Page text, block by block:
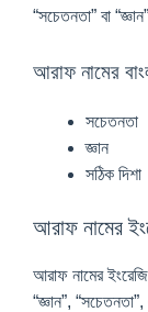
“সচেতনতা” বা
আরাফ নামের
সচেতনতা
জ্ঞান
সঠিক দিশা
আরাফ নামের
আরাফ নামের
“জ্ঞান”,